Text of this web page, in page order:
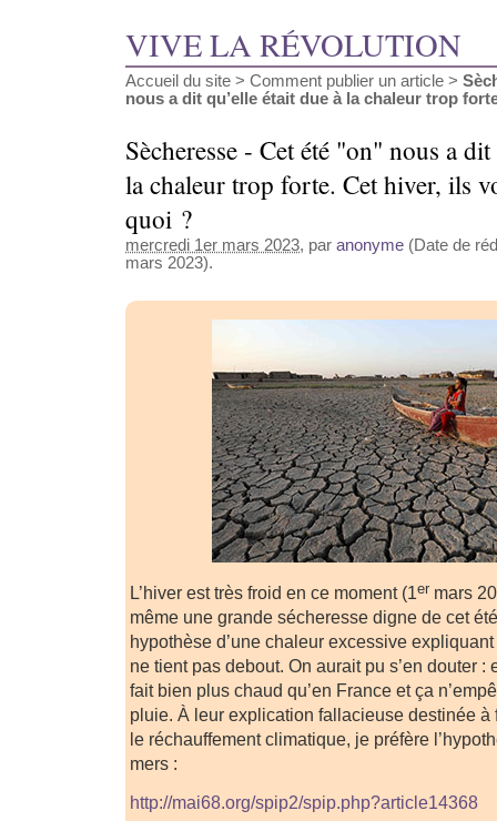
VIVE LA RÉVOLUTION
Accueil du site > Comment publier un article >
nous a dit qu’elle était due à la chaleur trop
Sècheresse - Cet été "on" nous a
la chaleur trop forte. Cet hiver, ils
quoi ?
mercredi 1er mars 2023, par anonyme (Date de
mars 2023).
L’hiver est très froid en ce moment (1er mars
même une grande sécheresse digne de cet
hypothèse d’une chaleur excessive
ne tient pas debout. On aurait pu s’en douter :
fait bien plus chaud qu’en France et ça
pluie. À leur explication fallacieuse destinée à
le réchauffement climatique, je préfère
mers :
http://mai68.org/spip2/spip.php?article14368